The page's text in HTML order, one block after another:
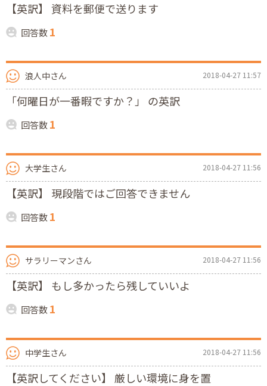
【英訳】 資料を郵便で送ります
回答数1
浪人中さん 2018-04-27 11:57
「何曜日が一番暇ですか？」 の英訳
回答数1
大学生さん 2018-04-27 11:56
【英訳】 現段階ではご回答できません
回答数1
サラリーマンさん 2018-04-27 11:56
【英訳】 もし多かったら残していいよ
回答数1
中学生さん 2018-04-27 11:56
【英訳してください】 厳しい環境に身を置